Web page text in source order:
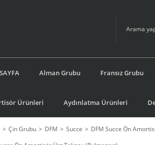
Alman Grubu Fransız Grubu
Ürünleri Aydınlatma Ürünleri
Çin Grubu DFM Succe DFM Succe Ön